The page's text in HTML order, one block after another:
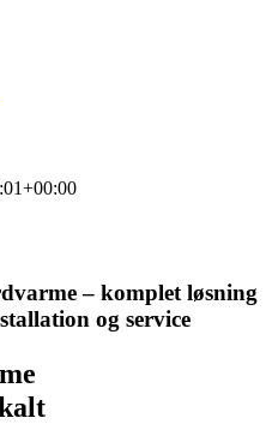
– komplet løsning
og service